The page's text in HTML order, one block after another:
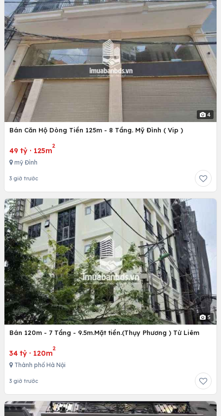
4
Bán Căn Hộ Dòng Tiền 125m - 8 Tầng. Mỹ Đình ( Vip )
49 tỷ · 125m
2
mỹ Đình
3 giờ trước
5
Bán 120m - 7 Tầng - 9.5m.Mặt tiền.(Thụy Phương ) Từ Liêm
34 tỷ · 120m
2
Thành phố Hà Nội
3 giờ trước